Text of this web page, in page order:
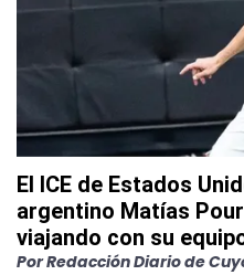
El ICE de Estados
argentino Matías
viajando con su
PorRedacción Diario de